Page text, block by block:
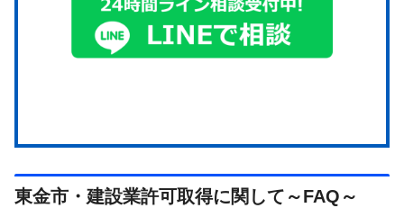
東金市・建設業許可取得に関して～FAQ～